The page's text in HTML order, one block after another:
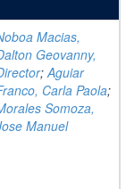
Macias,
Geovanny,
;Aguiar
Carla Paola;
Somoza,
Manuel